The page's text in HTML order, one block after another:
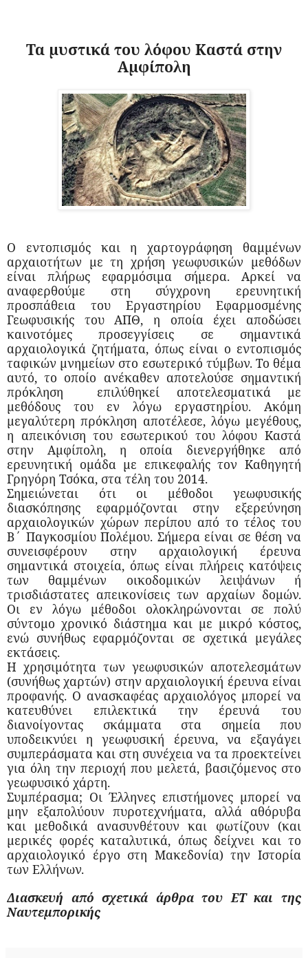
Τα μυστικά του λόφου Καστά στην
Αμφίπολη
Ο εντοπισμός και η χαρτογράφηση θαμμένων
αρχαιοτήτων με τη χρήση γεωφυσικών μεθόδων
είναι πλήρως εφαρμόσιμα σήμερα. Αρκεί να
αναφερθούμε στη σύγχρονη ερευνητική
προσπάθεια του Εργαστηρίου Εφαρμοσμένης
Γεωφυσικής του ΑΠΘ, η οποία έχει αποδώσει
καινοτόμες προσεγγίσεις σε σημαντικά
αρχαιολογικά ζητήματα, όπως είναι ο εντοπισμός
ταφικών μνημείων στο εσωτερικό τύμβων. Το θέμα
αυτό, το οποίο ανέκαθεν αποτελούσε σημαντική
πρόκληση
επιλύθηκεί αποτελεσματικά με
μεθόδους του εν λόγω εργαστηρίου. Ακόμη
μεγαλύτερη πρόκληση αποτέλεσε, λόγω μεγέθους,
η απεικόνιση του εσωτερικού του λόφου Καστά
στην Αμφίπολη, η οποία διενεργήθηκε από
ερευνητική ομάδα με επικεφαλής τον Καθηγητή
Γρηγόρη Τσόκα, στα τέλη του 2014.
Σημειώνεται ότι οι μέθοδοι γεωφυσικής
διασκόπησης εφαρμόζονται στην εξερεύνηση
αρχαιολογικών χώρων περίπου από το τέλος του
Β΄ Παγκοσμίου Πολέμου. Σήμερα είναι σε θέση να
συνεισφέρουν στην αρχαιολογική έρευνα
σημαντικά στοιχεία, όπως είναι πλήρεις κατόψεις
των θαμμένων οικοδομικών λειψάνων ή
τρισδιάστατες απεικονίσεις των αρχαίων δομών.
Οι εν λόγω μέθοδοι ολοκληρώνονται σε πολύ
σύντομο χρονικό διάστημα και με μικρό κόστος,
ενώ συνήθως εφαρμόζονται σε σχετικά μεγάλες
εκτάσεις.
Η χρησιμότητα των γεωφυσικών αποτελεσμάτων
(συνήθως χαρτών) στην αρχαιολογική έρευνα είναι
προφανής. Ο ανασκαφέας αρχαιολόγος μπορεί να
κατευθύνει επιλεκτικά την έρευνά του
διανοίγοντας σκάμματα στα σημεία που
υποδεικνύει η γεωφυσική έρευνα, να εξαγάγει
συμπεράσματα και στη συνέχεια να τα προεκτείνει
για όλη την περιοχή που μελετά, βασιζόμενος στο
γεωφυσικό χάρτη.
Συμπέρασμα; Οι Έλληνες επιστήμονες μπορεί να
μην εξαπολύουν πυροτεχνήματα, αλλά αθόρυβα
και μεθοδικά ανασυνθέτουν και φωτίζουν (και
μερικές φορές καταλυτικά, όπως δείχνει και το
αρχαιολογικό έργο στη Μακεδονία) την Ιστορία
των Ελλήνων.
Διασκευή από σχετικά άρθρα του ΕΤ και της
Ναυτεμπορικής